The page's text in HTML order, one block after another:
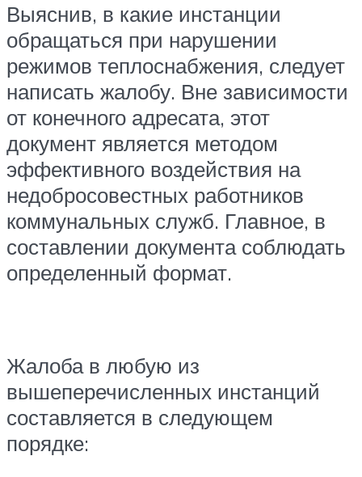
Выяснив, в какие инстанции
обращаться при нарушении
режимов теплоснабжения, следует
написать жалобу. Вне зависимости
от конечного адресата, этот
документ является методом
эффективного воздействия на
недобросовестных работников
коммунальных служб. Главное, в
составлении документа соблюдать
определенный формат.
Жалоба в любую из
вышеперечисленных инстанций
составляется в следующем
порядке: